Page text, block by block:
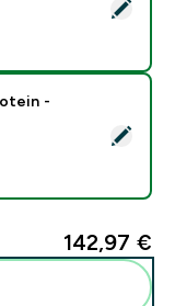
Γάλακτος -
Myprotein -
-
142,97 €‎